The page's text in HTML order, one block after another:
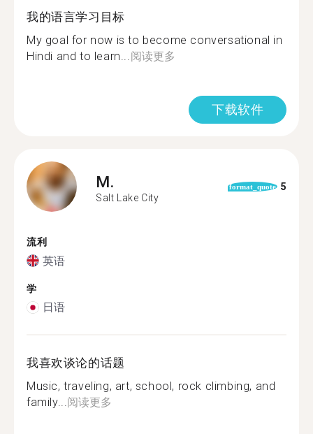
我的语言学习目标
My goal for now is to become conversational in
Hindi and to learn...阅读更多
下载软件
M.
Salt Lake City
format_quote 5
流利
英语
学
日语
我喜欢谈论的话题
Music, traveling, art, school, rock climbing, and
family...阅读更多